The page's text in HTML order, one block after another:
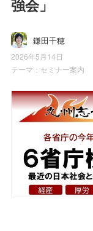
強会」
鎌田千穂
2026年5月14日
テーマ： セミナー案内